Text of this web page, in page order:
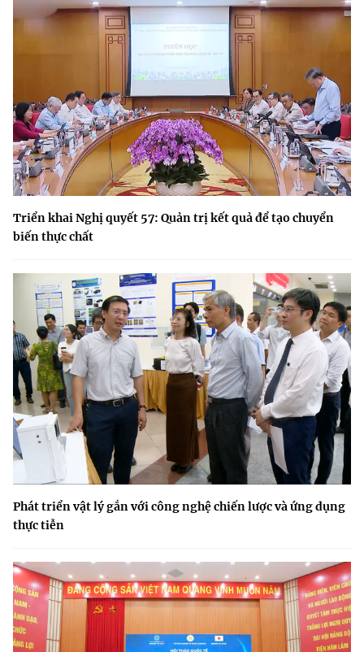
Triển khai Nghị quyết 57: Quản trị kết quả để tạo chuyển
biến thực chất
Phát triển vật lý gắn với công nghệ chiến lược và ứng dụng
thực tiễn